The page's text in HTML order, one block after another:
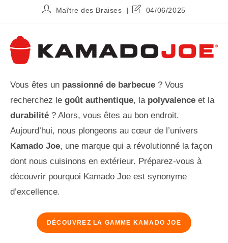
Maître des Braises 04/06/2025
Vous êtes un passionné de barbecue ? Vous
recherchez le goût authentique, la polyvalence et la
durabilité ? Alors, vous êtes au bon endroit.
Aujourd’hui, nous plongeons au cœur de l’univers
Kamado Joe, une marque qui a révolutionné la façon
dont nous cuisinons en extérieur. Préparez-vous à
découvrir pourquoi Kamado Joe est synonyme
d’excellence.
DÉCOUVREZ LA GAMME KAMADO JOE